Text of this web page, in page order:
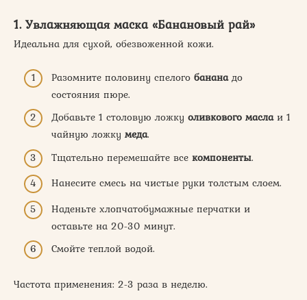
1. Увлажняющая маска «Банановый рай»
Идеальна для сухой, обезвоженной кожи.
Разомните половину спелого бананадо
состояния пюре.
Добавьте 1 столовую ложку оливкового маслаи 1
чайную ложку меда.
Тщательно перемешайте все компоненты.
Нанесите смесь на чистые руки толстым слоем.
Наденьте хлопчатобумажные перчатки и
оставьте на 20-30 минут.
Смойте теплой водой.
Частота применения: 2-3 раза в неделю.